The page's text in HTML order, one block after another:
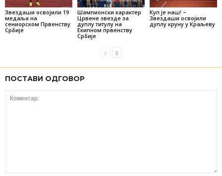
Звездаши освојили 19
медаља на
сениорском Првенству
Србије
Шампионски карактер
Црвене звезде за
дуплу титулу на
Екипном првенству
Србије
Куп је наш! –
Звездаши освојили
дуплу круну у Краљеву
ПОСТАВИ ОДГОВОР